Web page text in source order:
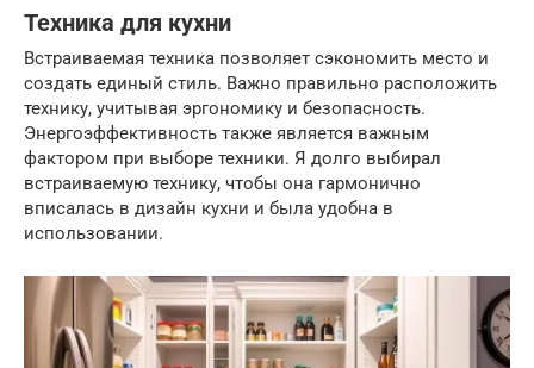
Техника для кухни
Встраиваемая техника позволяет сэкономить место и
создать единый стиль. Важно правильно расположить
технику, учитывая эргономику и безопасность.
Энергоэффективность также является важным
фактором при выборе техники. Я долго выбирал
встраиваемую технику, чтобы она гармонично
вписалась в дизайн кухни и была удобна в
использовании.